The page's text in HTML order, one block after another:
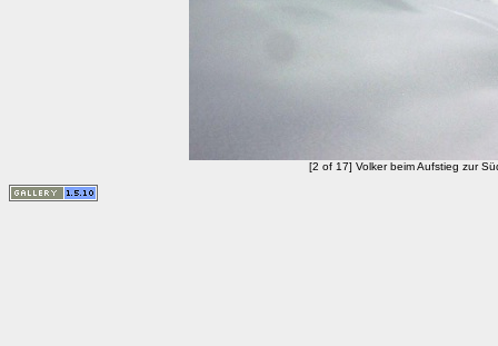
[2 of 17] Volker beim Aufstieg zur